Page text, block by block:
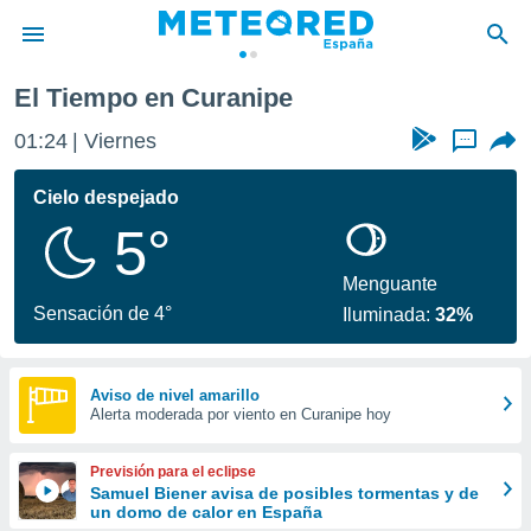
de
por
se
calidad.
a este
las
y
digital
basada
El Tiempo en Curanipe
01:24 Viernes ...
Cielo despejado
5°
Sensación de 4°
Menguante
Iluminada:32%
Aviso de nivel amarillo
Alerta moderada por viento en Curanipe hoy
Previsión para el eclipse
Samuel Biener avisa de posibles tormentas y de
un domo de calor en España